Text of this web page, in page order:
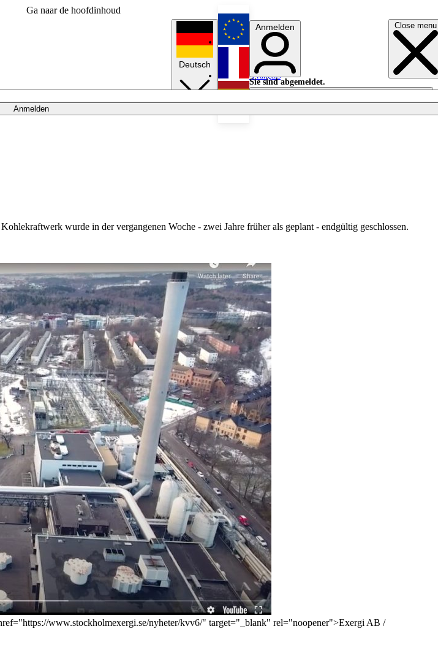
Ga naar de hoofdinhoud
Close menu
Anmelden
Deutsch
English
Français
Anmelden
Sie sind abgemeldet.
Anmelden
Licht aus
wurde in der vergangenen Woche - zwei Jahre früher als geplant - endgültig geschlossen.
www.stockholmexergi.se/nyheter/kvv6/" target="_blank" rel="noopener">Exergi AB /